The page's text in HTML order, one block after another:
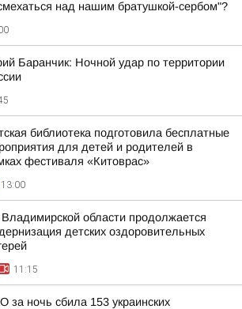
над нашим братушкой-сербом"?
Баранчик: Ночной удар по территории
библиотека подготовила бесплатные
для детей и родителей в
фестиваля «Китоврас»
13:00
области продолжается
детских оздоровительных
11:15
за ночь сбила 153 украинских